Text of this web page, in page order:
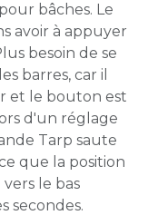
bâches. Le
avoir à appuyer
besoin de se
barres, car il
et le bouton est
d'un réglage
Tarp saute
que la position
le bas
secondes.